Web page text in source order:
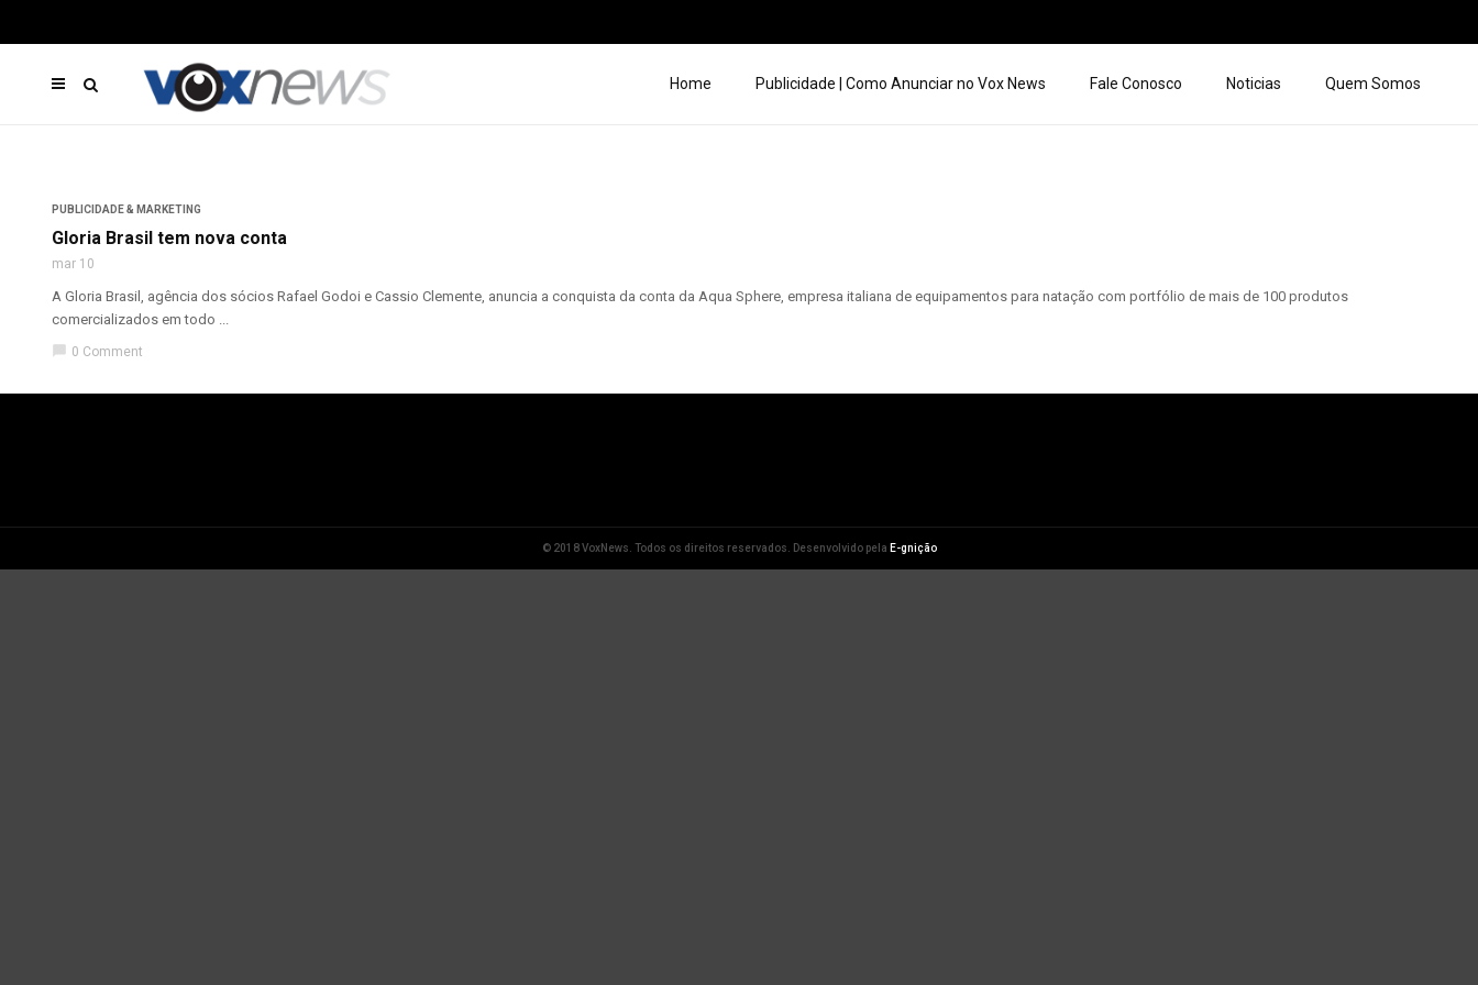
Home Publicidade | Como Anunciar no Vox News Fale Conosco Noticias Quem Somos
PUBLICIDADE & MARKETING
Gloria Brasil tem nova conta
mar 10
A Gloria Brasil, agência dos sócios Rafael Godoi e Cassio Clemente, anuncia a conquista da conta da Aqua Sphere, empresa italiana de equipamentos para natação com portfólio de mais de 100 produtos
comercializados em todo ...
chat_bubble 0 Comment
© 2018 VoxNews. Todos os direitos reservados. Desenvolvido pela E-gnição